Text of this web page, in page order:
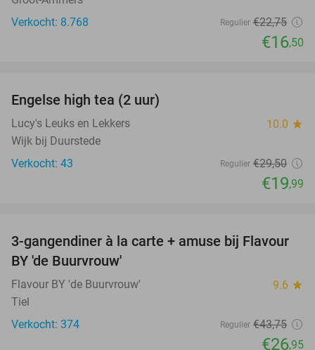
Verkocht: 8.768
Regulier €22,75
€16,50
Engelse high tea (2 uur)
Lucy's Leuks en Lekkers 10.0 star
Wijk bij Duurstede
Verkocht: 43
Regulier €29,50
€19,99
38%
3-gangendiner à la carte + amuse bij Flavour
BY 'de Buurvrouw'
Flavour BY 'de Buurvrouw' 9.6 star
Tiel
Verkocht: 374
Regulier €43,75
€26,95